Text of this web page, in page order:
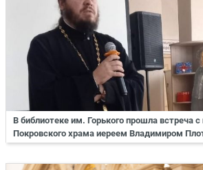
В библиотеке им. Горького прошла встреча
Покровского храма иереем Владимиром